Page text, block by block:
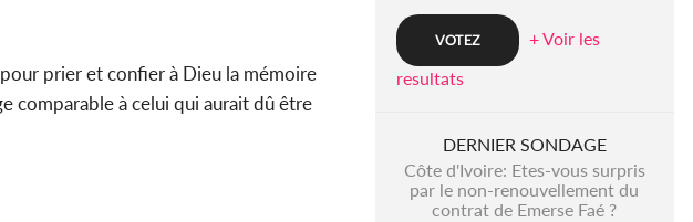
prier et confier à Dieu la mémoire
comparable à celui qui aurait dû être
+ Voir les
resultats
DERNIER SONDAGE
Côte d'Ivoire: Etes-vous surpris
par le non-renouvellement du
contrat de Emerse Faé ?